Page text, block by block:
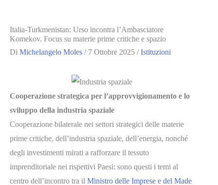
Italia-Turkmenistan: Urso incontra l’Ambasciatore
Komekov. Focus su materie prime critiche e spazio
Di Michelangelo Moles / 7 Ottobre 2025 /Istituzioni
Cooperazione strategica per l’approvvigionamento e lo
sviluppo della industria spaziale
Cooperazione bilaterale nei settori strategici delle materie
prime critiche, dell’industria spaziale, dell’energia, nonché
degli investimenti mirati a rafforzare il tessuto
imprenditoriale nei rispettivi Paesi: sono questi i temi al
centro dell’incontro tra il Ministro delle Imprese e del Made